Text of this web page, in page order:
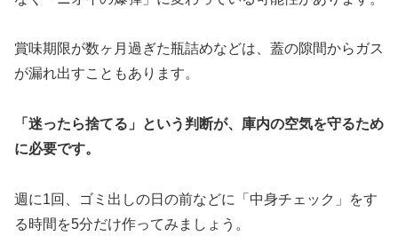
賞味期限が数ヶ月過ぎた瓶詰めなどは、蓋の隙間からガス
が漏れ出すこともあります。
「迷ったら捨てる」という判断が、庫内の空気を守るため
に必要です。
週に1回、ゴミ出しの日の前などに「中身チェック」をす
る時間を5分だけ作ってみましょう。